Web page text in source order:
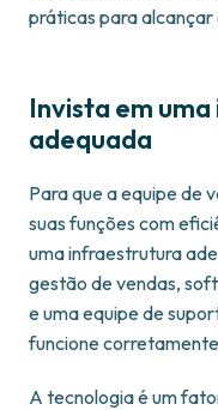
práticas para
Invista em
adequada
Para que a equipe de
suas funções com
uma infraestrutura
gestão de vendas,
e uma equipe de
funcione
A tecnologia é um